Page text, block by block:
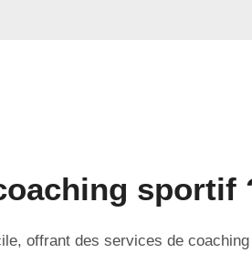
sportif
offrant des services de